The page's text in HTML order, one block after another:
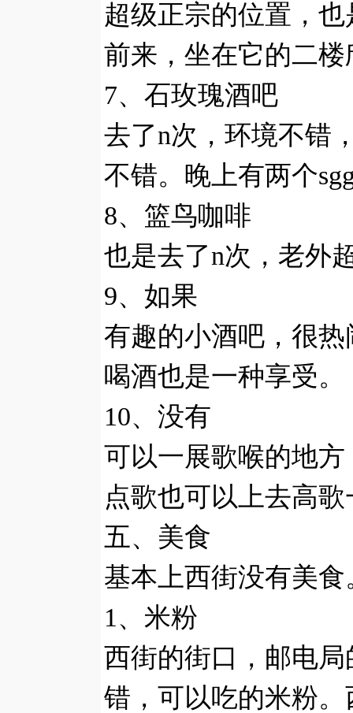
超级正宗的位置，
前来，坐在它的二
7、石玫瑰酒吧
去了n次，环境不错
不错。晚上有两个
8、篮鸟咖啡
也是去了n次，老外
9、如果
有趣的小酒吧，很
喝酒也是一种享受。
10、没有
可以一展歌喉的地
点歌也可以上去高歌
五、美食
基本上西街没有美
1、米粉
西街的街口，邮电
错，可以吃的米粉